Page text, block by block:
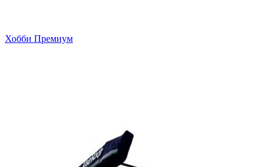
Хобби Премиум